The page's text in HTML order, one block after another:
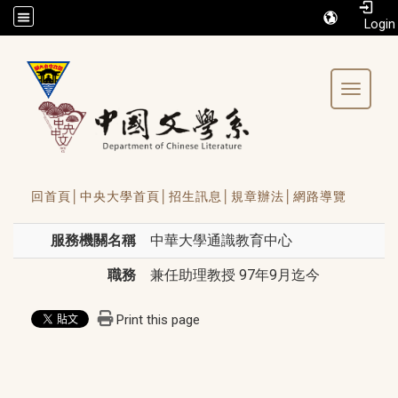
/accesskey"" title="Toolbar">:::
Toggle
回首頁│ 中央大學首頁│ 招生訊息│ 規章辦法│ 網路導覽
服務機關名稱 中華大學通識教育中心
職務 兼任助理教授 97年9月迄今
Print this page